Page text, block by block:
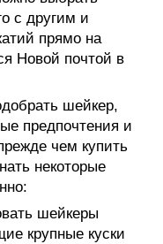
с другим и
прямо на
Новой почтой в
шейкер,
предпочтения и
чем купить
некоторые
шейкеры
крупные куски